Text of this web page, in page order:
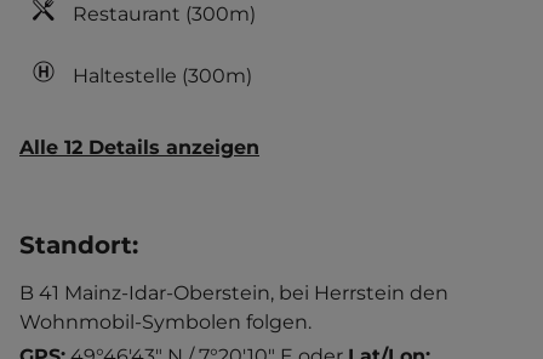
Restaurant (300m)
Haltestelle (300m)
Alle 12 Details anzeigen
Standort:
B 41 Mainz-Idar-Oberstein, bei Herrstein den
Wohnmobil-Symbolen folgen.